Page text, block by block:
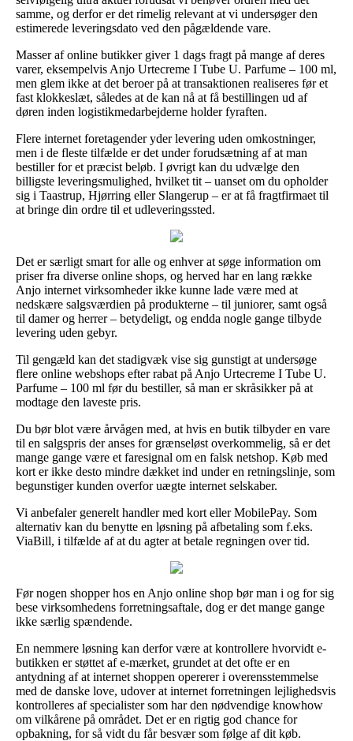
samme, og derfor er det rimelig relevant at vi undersøger den
estimerede leveringsdato ved den pågældende vare.
Masser af online butikker giver 1 dags fragt på mange af deres
varer, eksempelvis Anjo Urtecreme I Tube U. Parfume – 100 ml,
men glem ikke at det beroer på at transaktionen realiseres før et
fast klokkeslæt, således at de kan nå at få bestillingen ud af
døren inden logistikmedarbejderne holder fyraften.
Flere internet foretagender yder levering uden omkostninger,
men i de fleste tilfælde er det under forudsætning af at man
bestiller for et præcist beløb. I øvrigt kan du udvælge den
billigste leveringsmulighed, hvilket tit – uanset om du opholder
sig i Taastrup, Hjørring eller Slangerup – er at få fragtfirmaet til
at bringe din ordre til et udleveringssted.
Det er særligt smart for alle og enhver at søge information om
priser fra diverse online shops, og herved har en lang række
Anjo internet virksomheder ikke kunne lade være med at
nedskære salgsværdien på produkterne – til juniorer, samt også
til damer og herrer – betydeligt, og endda nogle gange tilbyde
levering uden gebyr.
Til gengæld kan det stadigvæk vise sig gunstigt at undersøge
flere online webshops efter rabat på Anjo Urtecreme I Tube U.
Parfume – 100 ml før du bestiller, så man er skråsikker på at
modtage den laveste pris.
Du bør blot være årvågen med, at hvis en butik tilbyder en vare
til en salgspris der anses for grænseløst overkommelig, så er det
mange gange være et faresignal om en falsk netshop. Køb med
kort er ikke desto mindre dækket ind under en retningslinje, som
begunstiger kunden overfor uægte internet selskaber.
Vi anbefaler generelt handler med kort eller MobilePay. Som
alternativ kan du benytte en løsning på afbetaling som f.eks.
ViaBill, i tilfælde af at du agter at betale regningen over tid.
Før nogen shopper hos en Anjo online shop bør man i og for sig
bese virksomhedens forretningsaftale, dog er det mange gange
ikke særlig spændende.
En nemmere løsning kan derfor være at kontrollere hvorvidt e-
butikken er støttet af e-mærket, grundet at det ofte er en
antydning af at internet shoppen opererer i overensstemmelse
med de danske love, udover at internet forretningen lejlighedsvis
kontrolleres af specialister som har den nødvendige knowhow
om vilkårene på området. Det er en rigtig god chance for
opbakning, for så vidt du får besvær som følge af dit køb.